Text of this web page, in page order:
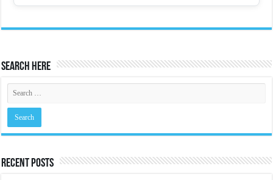
Search Here
Recent Posts